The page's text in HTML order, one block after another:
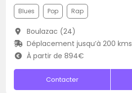
Blues Pop Rap
Boulazac (24)
Déplacement jusqu’à 200 kms
À partir de 894€
Contacter